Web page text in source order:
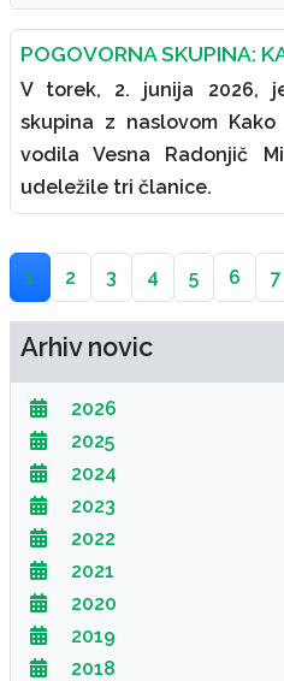
Arhiv novic
2026
2025
2024
2023
2022
2021
2020
2019
2018
POGOVORNA SKUPINA:
V torek, 2. junija 2026,
skupina z naslovom
vodila Vesna Radonjič
udeležile tri članice.
1 2 3 4 5 6 7